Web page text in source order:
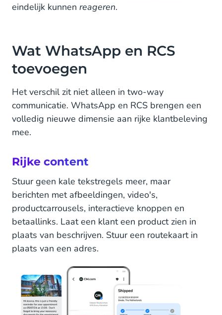
eindelijk kunnen reageren.
Wat WhatsApp en RCS
toevoegen
Het verschil zit niet alleen in two-way
communicatie. WhatsApp en RCS brengen een
volledig nieuwe dimensie aan rijke klantbeleving
mee.
Rijke content
Stuur geen kale tekstregels meer, maar
berichten met afbeeldingen, video's,
productcarrousels, interactieve knoppen en
betaallinks. Laat een klant een product zien in
plaats van beschrijven. Stuur een routekaart in
plaats van een adres.